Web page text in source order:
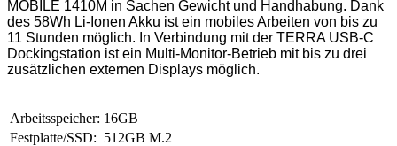
MOBILE 1410M in Sachen Gewicht und Handhabung. Dank
des 58Wh Li-Ionen Akku ist ein mobiles Arbeiten von bis zu
11 Stunden möglich. In Verbindung mit der TERRA USB-C
Dockingstation ist ein Multi-Monitor-Betrieb mit bis zu drei
zusätzlichen externen Displays möglich.
Arbeitsspeicher: 16GB
Festplatte/SSD: 512GB M.2